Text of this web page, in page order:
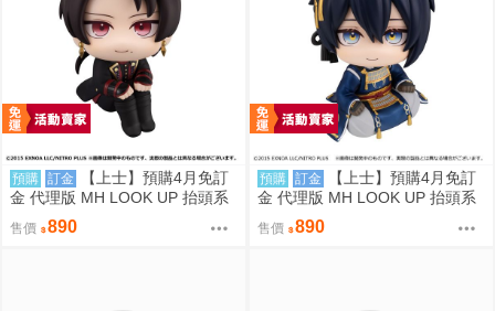
預購 訂金
【上士】預購4月免訂
金 代理版 MH LOOK UP 抬頭系
列 刀劍亂舞 加州清光 0814
售價 890
預購 訂金
【上士】預購4月免訂
金 代理版 MH LOOK UP 抬頭系
列 刀劍亂舞 三日月宗近 0814
售價 890